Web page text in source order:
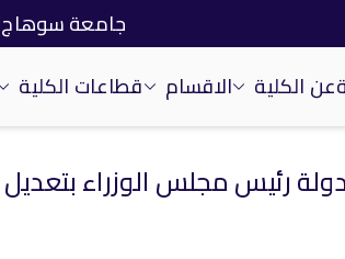
جامعة سوهاج
عن الكلية الاقسام قطاعات الكلية
دولة رئيس مجلس الوزراء